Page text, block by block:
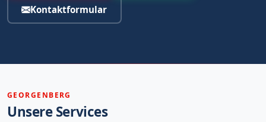
Kontaktformular
GEORGENBERG
Unsere Services